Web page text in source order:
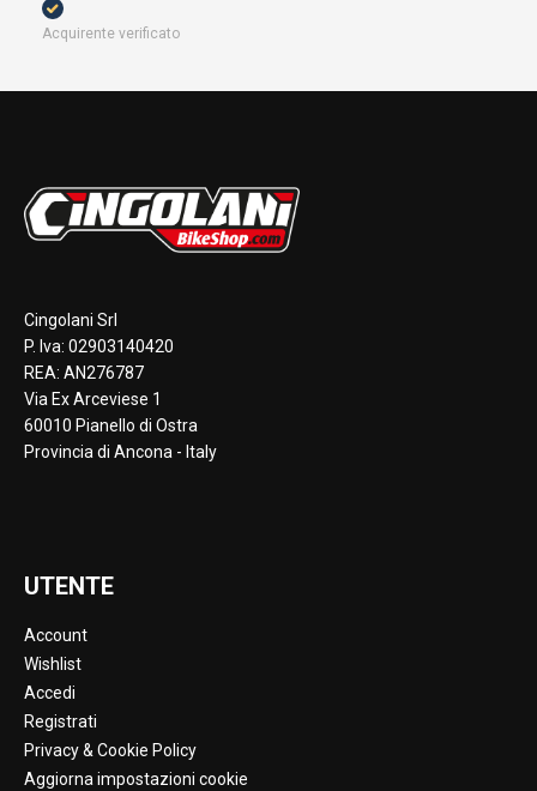
Acquirente verificato
Cingolani Srl
P. Iva: 02903140420
REA: AN276787
Via Ex Arceviese 1
60010 Pianello di Ostra
Provincia di Ancona - Italy
UTENTE
Account
Wishlist
Accedi
Registrati
Privacy & Cookie Policy
Aggiorna impostazioni cookie